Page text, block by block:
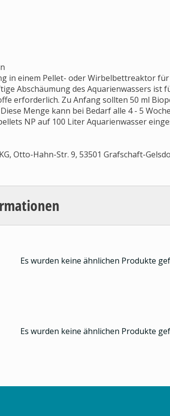
in einem Pellet- oder Wirbelbettreaktor für
Abschäumung des Aquarienwassers ist
erforderlich. Zu Anfang sollten 50 ml
Menge kann bei Bedarf alle 4 - 5
NP auf 100 Liter Aquarienwasser
Otto-Hahn-Str. 9, 53501 Grafschaft-
Es wurden keine ähnlichen Produkte
Es wurden keine ähnlichen Produkte